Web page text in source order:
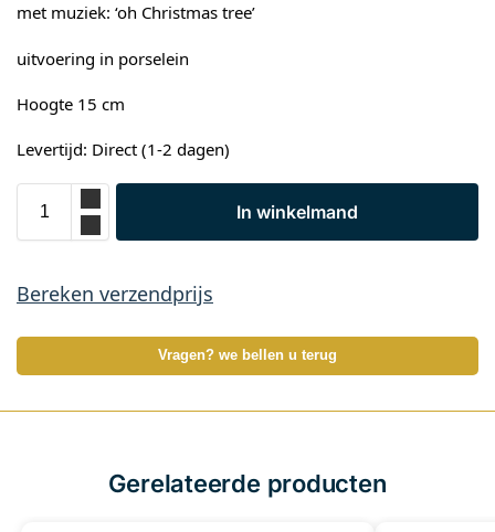
met muziek: ‘oh Christmas tree’
uitvoering in porselein
Hoogte 15 cm
Levertijd: Direct (1-2 dagen)
In winkelmand
Bereken verzendprijs
Vragen? we bellen u terug
Gerelateerde producten